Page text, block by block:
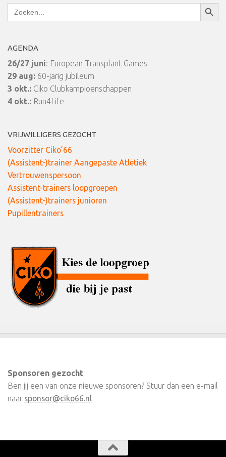
Zoek
naar:
AGENDA
26/27 juni: European Transplant Games
29 aug: 60-jarig jubileum
3 okt.: Ciko Clubkampioenschappen
4 okt.: Run4Life
VRIJWILLIGERS GEZOCHT
Voorzitter Ciko’66
(Assistent-)trainer Aangepaste Atletiek
Vertrouwenspersoon
Assistent-trainers loopgroepen
(Assistent-)trainers junioren
Pupillentrainers
Sponsoren gezocht
Ben jij een van onze nieuwe sponsoren? Stuur dan een e-mail
naar sponsor@ciko66.nl